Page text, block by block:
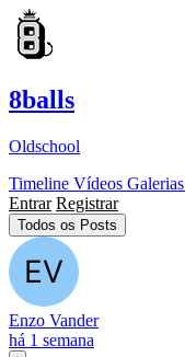
8balls
Oldschool
Timeline Vídeos Galerias
Entrar Registrar
Todos os Posts
Enzo Vander
há 1 semana